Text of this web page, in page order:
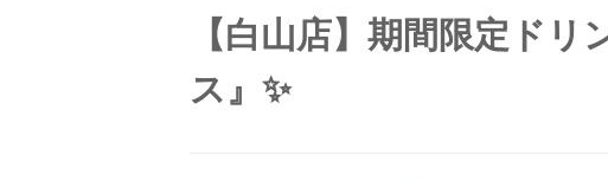
【白山店】期間限定ド
ス』✨